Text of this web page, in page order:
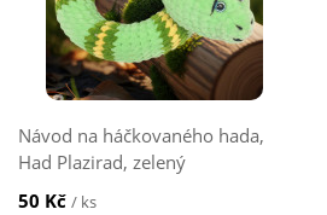
Návod na háčkovaného hada,
Had Plazirad, zelený
50 Kč/ ks